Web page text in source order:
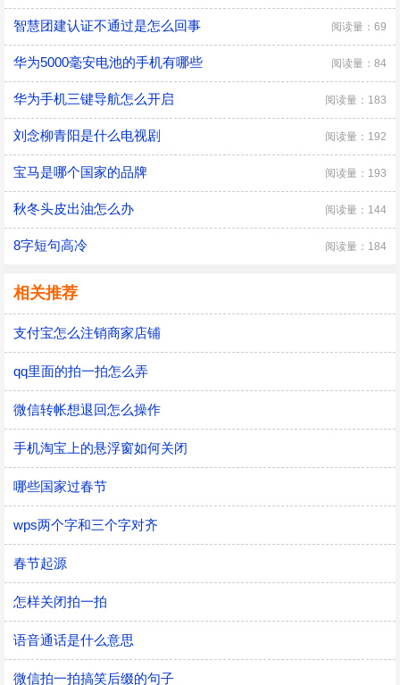
智慧团建认证不通过是怎么回事 阅读量：69
华为5000毫安电池的手机有哪些 阅读量：84
华为手机三键导航怎么开启 阅读量：183
刘念柳青阳是什么电视剧 阅读量：192
宝马是哪个国家的品牌 阅读量：193
秋冬头皮出油怎么办 阅读量：144
8字短句高冷 阅读量：184
相关推荐
支付宝怎么注销商家店铺
qq里面的拍一拍怎么弄
微信转帐想退回怎么操作
手机淘宝上的悬浮窗如何关闭
哪些国家过春节
wps两个字和三个字对齐
春节起源
怎样关闭拍一拍
语音通话是什么意思
微信拍一拍搞笑后缀的句子